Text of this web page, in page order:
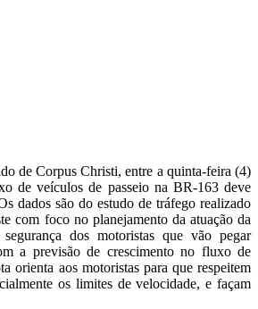
de Corpus Christi, entre a quinta-feira (4)
de veículos de passeio na BR-163 deve
dados são do estudo de tráfego realizado
com foco no planejamento da atuação da
dos motoristas que vão pegar
a previsão de crescimento no fluxo de
orienta aos motoristas para que respeitem
os limites de velocidade, e façam